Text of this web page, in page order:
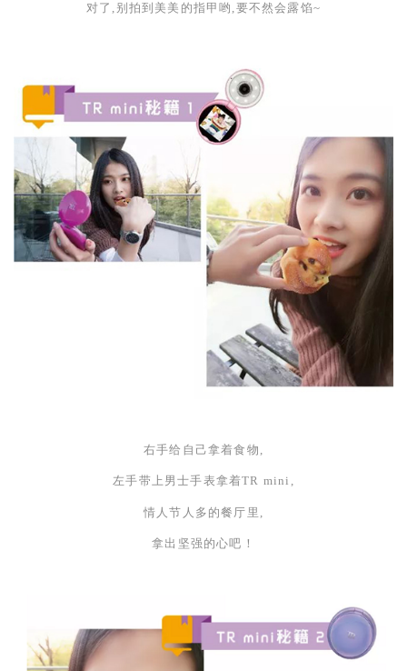
对了,别拍到美美的指甲哟,要不然会露馅~
右手给自己拿着食物,
左手带上男士手表拿着TR mini,
情人节人多的餐厅里,
拿出坚强的心吧！